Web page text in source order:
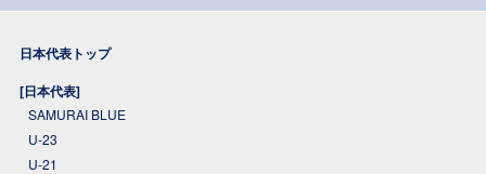
日本代表トップ
[日本代表]
SAMURAI BLUE
U-23
U-21